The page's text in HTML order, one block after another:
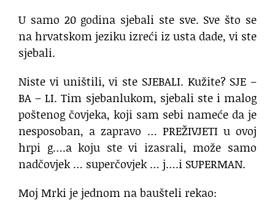
U samo 20 godina sjebali ste sve. Sve što se
na hrvatskom jeziku izreći iz usta dade, vi ste
sjebali.
Niste vi uništili, vi ste SJEBALI. Kužite? SJE –
BA – LI. Tim sjebanlukom, sjebali ste i malog
poštenog čovjeka, koji sam sebi nameće da je
nesposoban, a zapravo … PREŽIVJETI u ovoj
hrpi g….a koju ste vi izasrali, može samo
nadčovjek … superčovjek … j….i SUPERMAN.
Moj Mrki je jednom na baušteli rekao: